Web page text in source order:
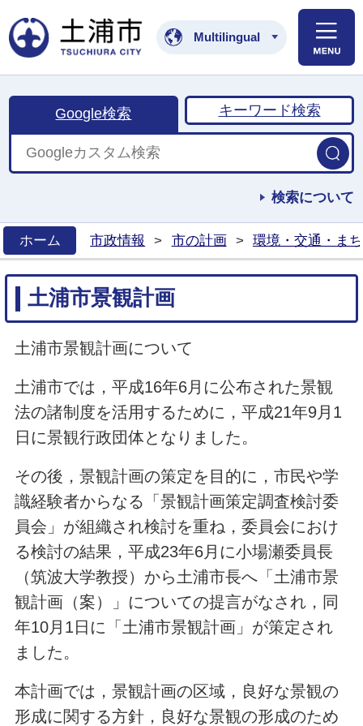
土浦市公式ホームペ
Multilingual
Google検索 キーワード検索
検索について
ホーム
市政情報 > 市の計画 > 環境・交通・ま
土浦市景観計画
土浦市景観計画について
土浦市では，平成16年6月に公布された景観
法の諸制度を活用するために，平成21年9月1
日に景観行政団体となりました。
その後，景観計画の策定を目的に，市民や学
識経験者からなる「景観計画策定調査検討委
員会」が組織され検討を重ね，委員会におけ
る検討の結果，平成23年6月に小場瀬委員長
（筑波大学教授）から土浦市長へ「土浦市景
観計画（案）」についての提言がなされ，同
年10月1日に「土浦市景観計画」が策定され
ました。
本計画では，景観計画の区域，良好な景観の
形成に関する方針，良好な景観の形成のため